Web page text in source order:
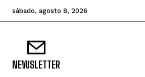
sábado, agosto 8, 2026
NEWSLETTER